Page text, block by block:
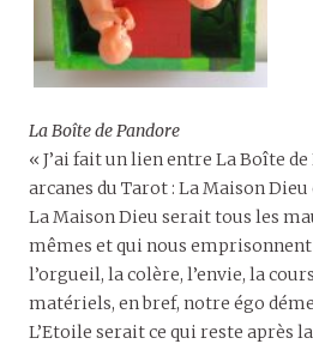
La Boîte de Pandore
« J’ai fait un lien entre La Boîte
arcanes du Tarot : La Maison Dieu
La Maison Dieu serait tous les
mêmes et qui nous
l’orgueil, la colère, l’envie, la
matériels, en bref, notre égo
L’Etoile serait ce qui reste après